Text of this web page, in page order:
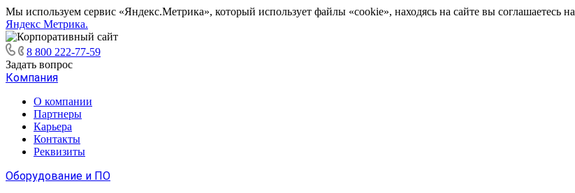
Мы используем сервис «Яндекс.Метрика», который использует файлы «cookie», находясь на сайте вы соглашаетесь на
Яндекс Метрика.
8 800 222-77-59
Задать вопрос
Компания
О компании
Партнеры
Карьера
Контакты
Реквизиты
Оборудование и ПО